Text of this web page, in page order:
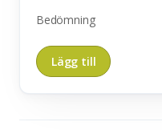
Bedömning